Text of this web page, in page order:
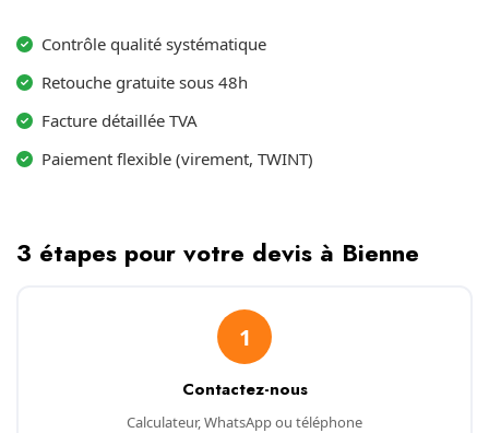
Contrôle qualité systématique
Retouche gratuite sous 48h
Facture détaillée TVA
Paiement flexible (virement, TWINT)
3 étapes pour votre devis à Bienne
1
Contactez-nous
Calculateur, WhatsApp ou téléphone